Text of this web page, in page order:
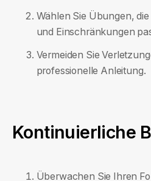
Wählen Sie Übungen,
und Einschränkungen
Vermeiden Sie
professionelle Anleitung.
Kontinuierliche
Überwachen Sie Ihren